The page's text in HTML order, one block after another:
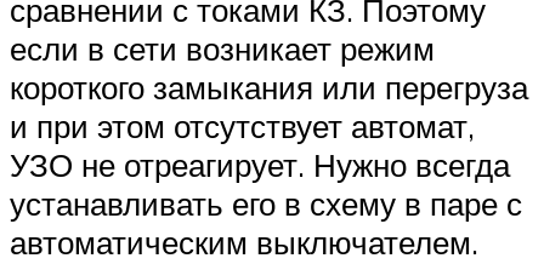
сравнении с токами КЗ. Поэтому
если в сети возникает режим
короткого замыкания или перегруза
и при этом отсутствует автомат,
УЗО не отреагирует. Нужно всегда
устанавливать его в схему в паре с
автоматическим выключателем.